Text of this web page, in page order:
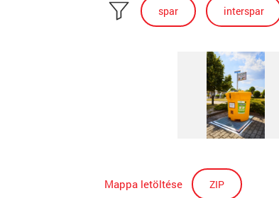
spar interspar
Mappa letöltése ZIP